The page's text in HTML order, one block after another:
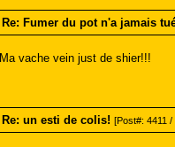
Re: Fumer du pot n'a jamais
Ma vache vein just de shier!!!
Re: un esti de colis! [Post#: 4411 /